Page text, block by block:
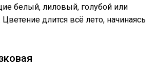
белый, лиловый, голубой или
длится всё лето, начинаясь